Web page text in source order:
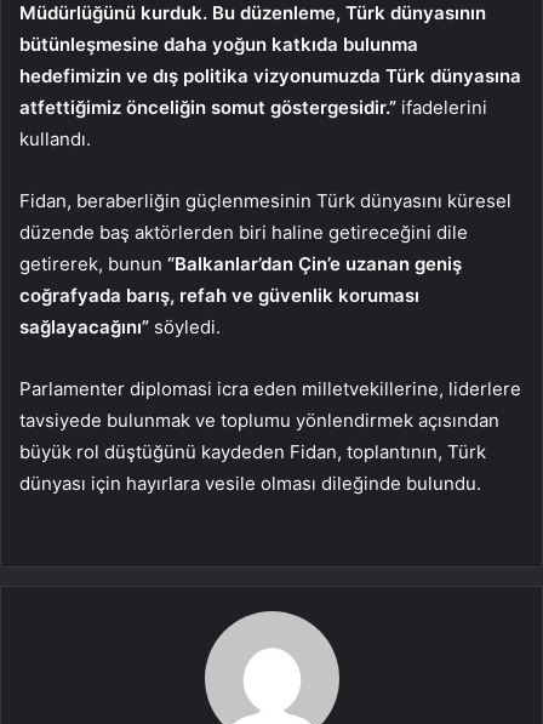
Müdürlüğünü kurduk. Bu düzenleme, Türk dünyasının
bütünleşmesine daha yoğun katkıda bulunma
hedefimizin ve dış politika vizyonumuzda Türk dünyasına
atfettiğimiz önceliğin somut göstergesidir.” ifadelerini
kullandı.
Fidan, beraberliğin güçlenmesinin Türk dünyasını küresel
düzende baş aktörlerden biri haline getireceğini dile
getirerek, bunun “Balkanlar’dan Çin’e uzanan geniş
coğrafyada barış, refah ve güvenlik koruması
sağlayacağını” söyledi.
Parlamenter diplomasi icra eden milletvekillerine, liderlere
tavsiyede bulunmak ve toplumu yönlendirmek açısından
büyük rol düştüğünü kaydeden Fidan, toplantının, Türk
dünyası için hayırlara vesile olması dileğinde bulundu.